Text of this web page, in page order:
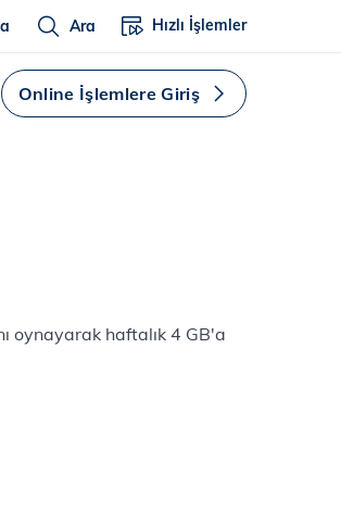
Ara Hızlı İşlemler
Online İşlemlere Giriş
oynayarak haftalık 4 GB'a